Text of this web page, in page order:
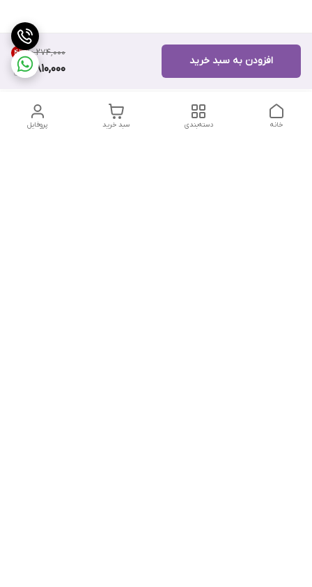
۱۰٬۲۷۴٬۰۰۰ 4%
9,810,000
افزودن به سبد خرید
پروفایل سبد خرید دسته‌بندی خانه